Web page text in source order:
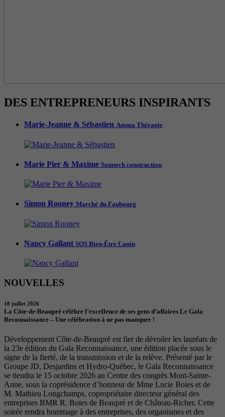
DES ENTREPRENEURS INSPIRANTS
Marie-Jeanne & Sébastien Amma Thérapie
Marie Pier & Maxime Somtech construction
Simon Rooney Marché du Faubourg
Nancy Gallant SOS Bien-Être Canin
NOUVELLES
10 juillet 2026
La Côte-de-Beaupré célèbre l’excellence de ses gens d’affaires Le Gala
Reconnaissance – Une célébration à ne pas manquer !
Développement Côte-de-Beaupré est fier de dévoiler les lauréats de
la 23e édition du Gala Reconnaissance, une édition placée sous le
signe de la fierté, de la transmission et de la relève. Présenté par le
Groupe JD, Desjardins et Hydro-Québec, le Gala Reconnaissance
se tiendra le 15 octobre 2026 au Centre des congrès Mont-Sainte-
Anne, sous la coprésidence d’honneur de Mme Lucie Boies et de
M. Mathieu Longchamps, copropriétaire directeur général des
entreprises BMR R. Boies de Beaupré et de Château-Richer. Cette
soirée rendra hommage à des entreprises, des organismes et des